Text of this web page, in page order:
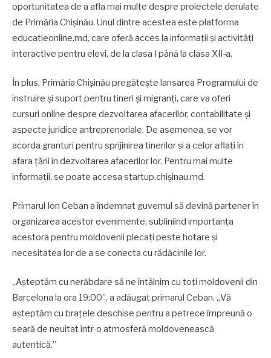
oportunitatea de a afla mai multe despre proiectele derulate
de Primăria Chișinău. Unul dintre acestea este platforma
educatieonline.md, care oferă acces la informații și activități
interactive pentru elevi, de la clasa I până la clasa XII-a.
În plus, Primăria Chișinău pregătește lansarea Programului de
instruire și suport pentru tineri și migranți, care va oferi
cursuri online despre dezvoltarea afacerilor, contabilitate și
aspecte juridice antreprenoriale. De asemenea, se vor
acorda granturi pentru sprijinirea tinerilor și a celor aflați în
afara țării în dezvoltarea afacerilor lor. Pentru mai multe
informații, se poate accesa startup.chișinau.md.
Primarul Ion Ceban a îndemnat guvernul să devină partener în
organizarea acestor evenimente, subliniind importanța
acestora pentru moldovenii plecați peste hotare și
necesitatea lor de a se conecta cu rădăcinile lor.
„Așteptăm cu nerăbdare să ne întâlnim cu toți moldovenii din
Barcelona la ora 19:00”, a adăugat primarul Ceban. „Vă
așteptăm cu brațele deschise pentru a petrece împreună o
seară de neuitat într-o atmosferă moldovenească
autentică.”